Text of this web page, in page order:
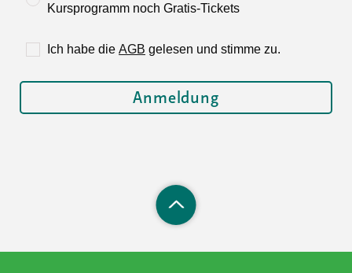
Kursprogramm noch Gratis-Tickets
Ich habe die AGB gelesen und stimme zu.